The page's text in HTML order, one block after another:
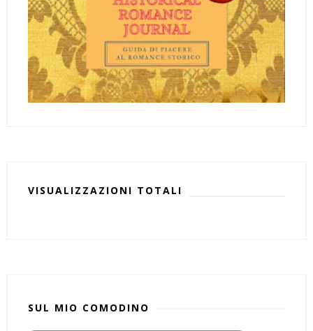
VISUALIZZAZIONI TOTALI
SUL MIO COMODINO